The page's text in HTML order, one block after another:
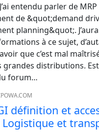
entendu parler de
de &quot;demand
planning&quot;.
à ce sujet,
que c’est mal
grandes distributions.
forum…
définition et
Logistique et